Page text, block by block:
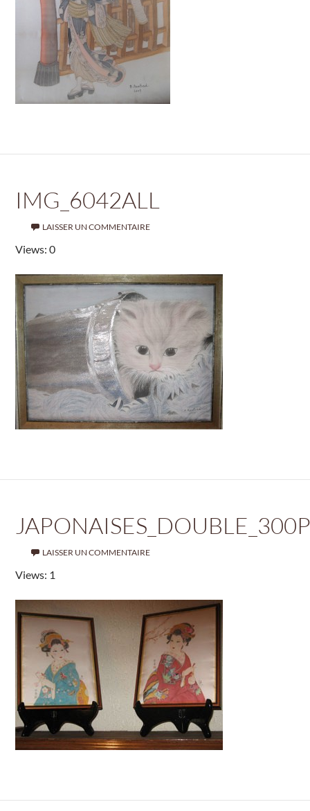
IMG_6042ALL
LAISSER UN COMMENTAIRE
Views: 0
LAISSER UN COMMENTAIRE
Views: 1